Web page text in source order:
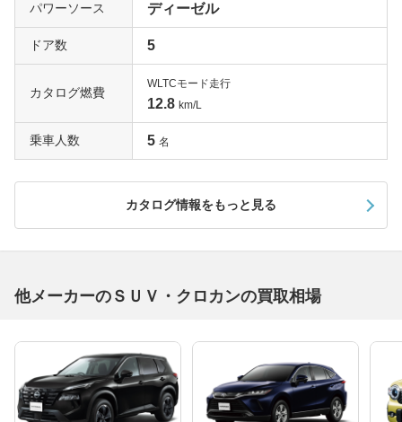
パワーソース ディーゼル
ドア数 5
カタログ燃費
WLTCモード走行
12.8 km/L
乗車人数 5 名
カタログ情報をもっと見る
他メーカーのＳＵＶ・クロカンの買取相場